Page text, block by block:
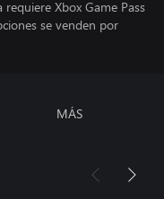
Xbox Game Pass
se venden por
MÁS